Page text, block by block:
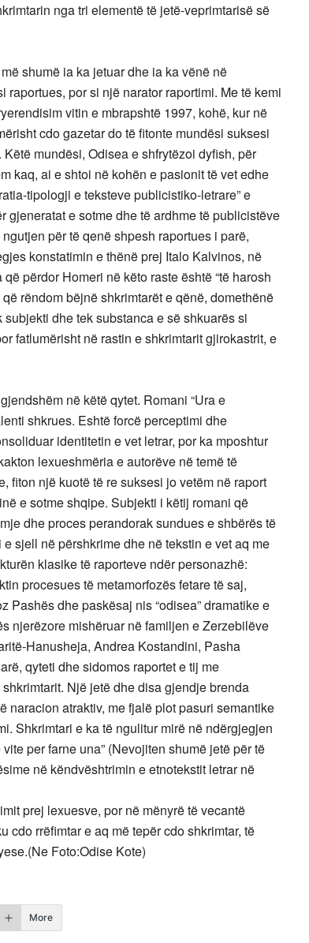
nga tri elementë të jetë-veprimtarisë së
shumë ia ka jetuar dhe ia ka vënë në
por si një narator raportimi. Me të kemi
vitin e mbrapshtë 1997, kohë, kur në
cdo gazetar do të fitonte mundësi suksesi
mundësi, Odisea e shfrytëzoi dyfish, për
kaq, ai e shtoi në kohën e pasionit të vet edhe
tipologji e teksteve publicistiko-letrare” e
e sotme dhe të ardhme të publicistëve
për të qenë shpesh raportues i parë,
konstatimin e thënë prej Italo Kalvinos, në
përdor Homeri në këto raste është “të harosh
rëndom bëjnë shkrimtarët e qënë, domethënë
dhe tek substanca e së shkuarës si
fatlumërisht në rastin e shkrimtarit gjirokastrit, e
në këtë qytet. Romani “Ura e
shkrues. Eshtë forcë perceptimi dhe
identitetin e vet letrar, por ka mposhtur
lexueshmëria e autorëve në temë të
fiton një kuotë të re suksesi jo vetëm në raport
e sotme shqipe. Subjekti i këtij romani që
dhe proces perandorak sundues e shbërës të
sjell në përshkrime dhe në tekstin e vet aq me
klasike të raporteve ndër personazhë:
procesues të metamorfozës fetare të saj,
Pashës dhe paskësaj nis “odisea” dramatike e
njerëzore mishëruar në familjen e Zerzebilëve
Hanusheja, Andrea Kostandini, Pasha
qyteti dhe sidomos raportet e tij me
Një jetë dhe disa gjendje brenda
naracion atraktiv, me fjalë plot pasuri semantike
Shkrimtari e ka të ngulitur mirë në ndërgjegjen
per farne una” (Nevojiten shumë jetë për të
në këndvështrimin e etnotekstit letrar në
prej lexuesve, por në mënyrë të vecantë
cdo rrëfimtar e aq më tepër cdo shkrimtar, të
Foto:Odise Kote)
More